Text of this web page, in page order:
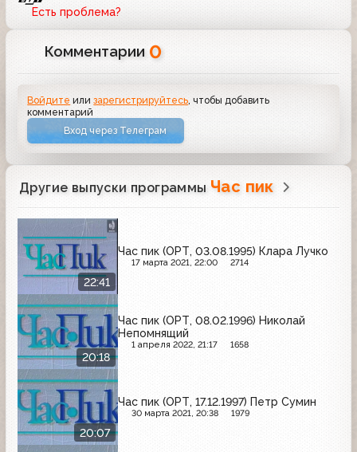
Есть проблема?
Комментарии 0
Войдите илизарегистрируйтесь , чтобы добавить
комментарий
Вход через Телеграм
Другие выпуски программы Час пик
22:41
Час пик (ОРТ, 03.08.1995) Клара Лучко
17 марта 2021, 22:00 2714
20:18
Час пик (ОРТ, 08.02.1996) Николай
Непомнящий
1 апреля 2022, 21:17 1658
20:07
Час пик (ОРТ, 17.12.1997) Петр Сумин
30 марта 2021, 20:38 1979